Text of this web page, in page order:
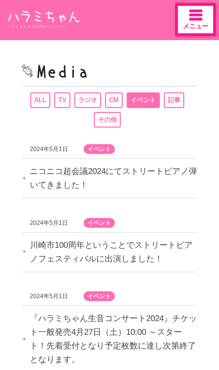
content
ハラミちゃんの公式ホームページ♪ メニュー
ALL TV ラジオ CM イベント 記事
その他
2024年5月1日 イベント
ニコニコ超会議2024にてストリートピアノ弾
いてきました！
2024年5月1日 イベント
川崎市100周年ということでストリートピア
ノフェスティバルに出演しました！
2024年5月1日 イベント
『ハラミちゃん生音コンサート2024』チケッ
ト一般発売4月27日（土）10:00 ～スター
ト！先着受付となり予定枚数に達し次第終了
となります。